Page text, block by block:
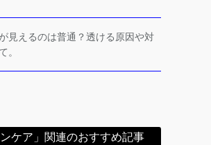
見えるのは普通？透ける原因や対
。
ンケア」関連のおすすめ記事